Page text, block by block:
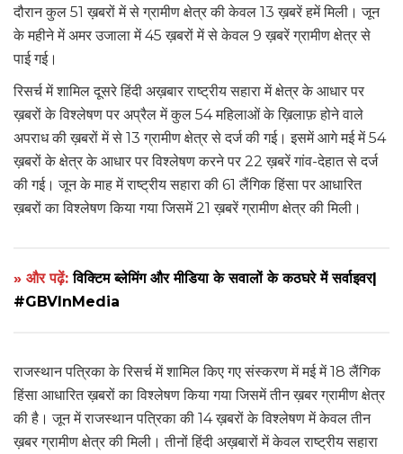
दौरान कुल 51 ख़बरों में से ग्रामीण क्षेत्र की केवल 13 ख़बरें हमें मिली। जून
के महीने में अमर उजाला में 45 ख़बरों में से केवल 9 ख़बरें ग्रामीण क्षेत्र से
पाई गई।
रिसर्च में शामिल दूसरे हिंदी अख़बार राष्ट्रीय सहारा में क्षेत्र के आधार पर
ख़बरों के विश्लेषण पर अप्रैल में कुल 54 महिलाओं के ख़िलाफ़ होने वाले
अपराध की ख़बरों में से 13 ग्रामीण क्षेत्र से दर्ज की गई। इसमें आगे मई में 54
ख़बरों के क्षेत्र के आधार पर विश्लेषण करने पर 22 ख़बरें गांव-देहात से दर्ज
की गई। जून के माह में राष्ट्रीय सहारा की 61 लैंगिक हिंसा पर आधारित
ख़बरों का विश्लेषण किया गया जिसमें 21 ख़बरें ग्रामीण क्षेत्र की मिली।
» और पढ़ें:विक्टिम ब्लेमिंग और मीडिया के सवालों के कठघरे में सर्वाइवर|
#GBVInMedia
राजस्थान पत्रिका के रिसर्च में शामिल किए गए संस्करण में मई में 18 लैंगिक
हिंसा आधारित ख़बरों का विश्लेषण किया गया जिसमें तीन ख़बर ग्रामीण क्षेत्र
की है। जून में राजस्थान पत्रिका की 14 ख़बरों के विश्लेषण में केवल तीन
ख़बर ग्रामीण क्षेत्र की मिली। तीनों हिंदी अख़बारों में केवल राष्ट्रीय सहारा